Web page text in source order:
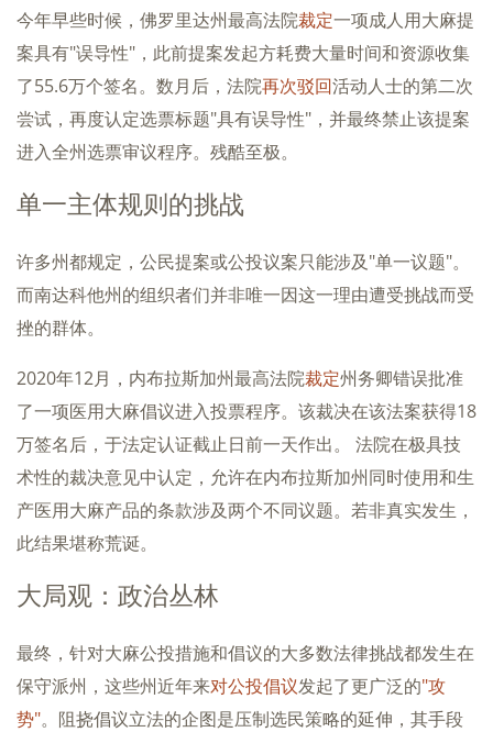
今年早些时候，佛罗里达州最高法院裁定一项成人用大麻提
案具有"误导性"，此前提案发起方耗费大量时间和资源收集
了55.6万个签名。数月后，法院再次驳回活动人士的第二次
尝试，再度认定选票标题"具有误导性"，并最终禁止该提案
进入全州选票审议程序。残酷至极。
单一主体规则的挑战
许多州都规定，公民提案或公投议案只能涉及"单一议题"。
而南达科他州的组织者们并非唯一因这一理由遭受挑战而受
挫的群体。
2020年12月，内布拉斯加州最高法院裁定州务卿错误批准
了一项医用大麻倡议进入投票程序。该裁决在该法案获得18
万签名后，于法定认证截止日前一天作出。 法院在极具技
术性的裁决意见中认定，允许在内布拉斯加州同时使用和生
产医用大麻产品的条款涉及两个不同议题。若非真实发生，
此结果堪称荒诞。
大局观：政治丛林
最终，针对大麻公投措施和倡议的大多数法律挑战都发生在
保守派州，这些州近年来对公投倡议发起了更广泛的"攻
势"。阻挠倡议立法的企图是压制选民策略的延伸，其手段